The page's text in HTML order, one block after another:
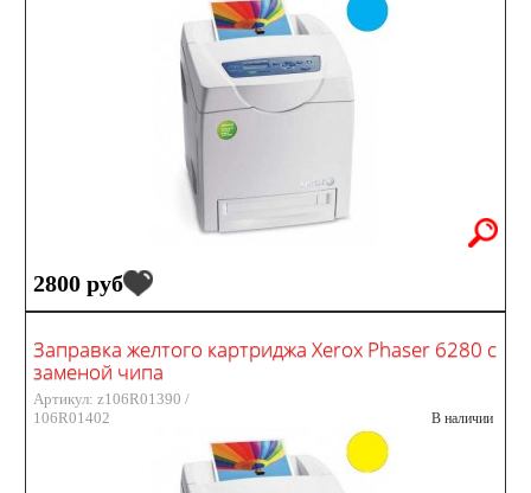
2800 руб
Заправка желтого картриджа Xerox Phaser 6280 с
заменой чипа
Артикул: z106R01390 /
106R01402
В наличии